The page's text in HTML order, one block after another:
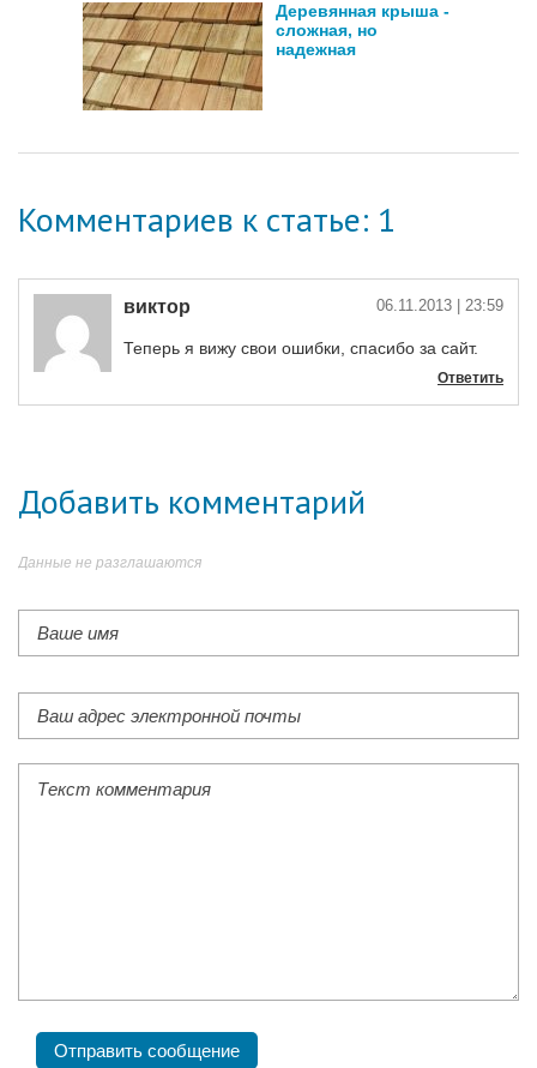
Деревянная крыша -
сложная, но
надежная
Комментариев к статье: 1
виктор 06.11.2013 | 23:59
Теперь я вижу свои ошибки, спасибо за сайт.
Ответить
Добавить комментарий
Данные не разглашаются